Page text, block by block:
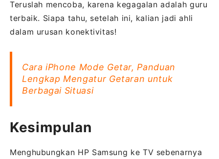
Teruslah mencoba, karena kegagalan adalah guru
terbaik. Siapa tahu, setelah ini, kalian jadi ahli
dalam urusan konektivitas!
Cara iPhone Mode Getar, Panduan
Lengkap Mengatur Getaran untuk
Berbagai Situasi
Kesimpulan
Menghubungkan HP Samsung ke TV sebenarnya